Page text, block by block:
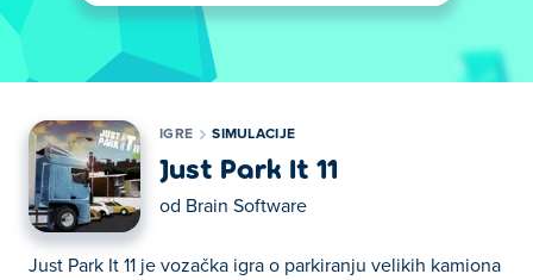
IGRE SIMULACIJE
Just Park It 11
od Brain Software
Just Park It 11 je vozačka igra o parkiranju velikih kamiona